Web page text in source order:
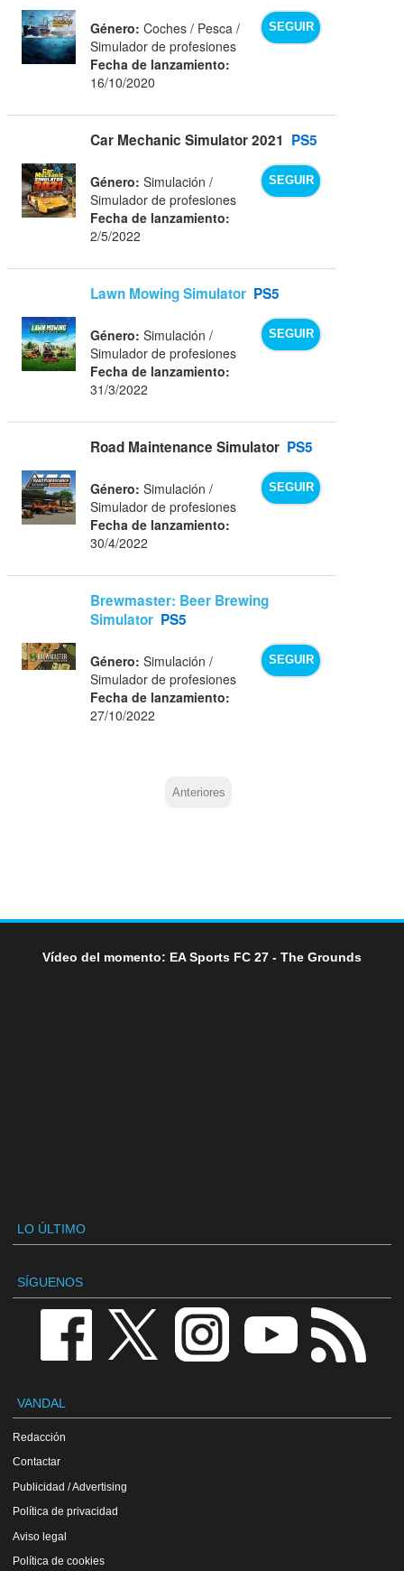
SEGUIR
Género: Coches / Pesca /
Simulador de profesiones
Fecha de lanzamiento:
16/10/2020
Car Mechanic Simulator 2021 PS5
SEGUIR
Género: Simulación /
Simulador de profesiones
Fecha de lanzamiento:
2/5/2022
Lawn Mowing Simulator PS5
SEGUIR
Género: Simulación /
Simulador de profesiones
Fecha de lanzamiento:
31/3/2022
Road Maintenance Simulator PS5
SEGUIR
Género: Simulación /
Simulador de profesiones
Fecha de lanzamiento:
30/4/2022
Brewmaster: Beer Brewing
Simulator PS5
SEGUIR
Género: Simulación /
Simulador de profesiones
Fecha de lanzamiento:
27/10/2022
Anteriores
Vídeo del momento: EA Sports FC 27 - The Grounds
LO ÚLTIMO
SÍGUENOS
VANDAL
Redacción
Contactar
Publicidad / Advertising
Política de privacidad
Aviso legal
Política de cookies